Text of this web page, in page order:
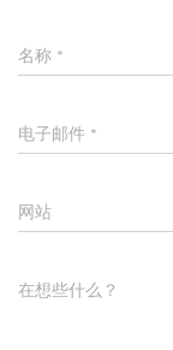
名称 *
电子邮件 *
网站
在想些什么？